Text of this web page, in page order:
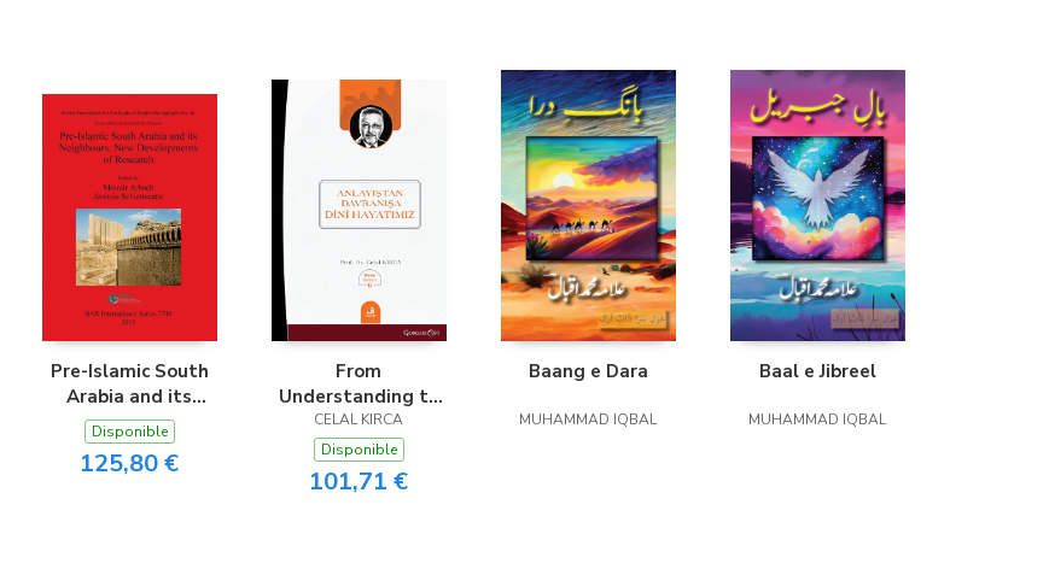
Librería Proteo
(Málaga)
Pre-Islamic South
Arabia and its
Neighbours
Disponible
125,80 €
From
Understanding to
Behavior Our
Religious Life
CELAL KIRCA
Disponible
101,71 €
Baang e Dara
MUHAMMAD IQBAL
Baal e Jibreel
MUHAMMAD IQBAL